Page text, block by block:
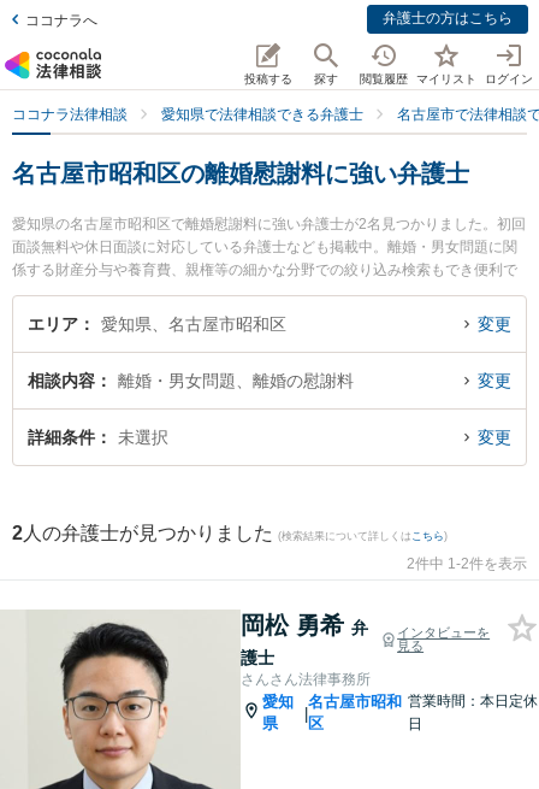
ココナラへ 弁護士の方はこちら
投稿する 探す 閲覧履歴 マイリスト ログイン
ココナラ法律相談 愛知県で法律相談できる弁護士 名古屋市で法律相談
名古屋市昭和区の離婚慰謝料に強い弁護士
愛知県の名古屋市昭和区で離婚慰謝料に強い弁護士が2名見つかりました。初回
面談無料や休日面談に対応している弁護士なども掲載中。離婚・男女問題に関
係する財産分与や養育費、親権等の細かな分野での絞り込み検索もでき便利で
す。特にさんさん法律事務所の岡松 勇希弁護士やイリゼ法律事務所の林 裕子弁
護士のプロフィール情報や弁護士費用、強みなどが注目されています。『名古
たい』『初回相談無料で離婚慰謝料を法律相談できる名古屋市昭和区内の弁護
士に相談予約したい』などでお困りの相談者さんにおすすめです。
エリア 愛知県、名古屋市昭和区 変更
相談内容 離婚・男女問題、離婚の慰謝料 変更
詳細条件 未選択 変更
2 人の弁護士が見つかりました (検索結果について詳しくは こちら)
2件中 1-2件を表示
岡松 勇希 弁
護士
インタビューを
見る
さんさん法律事務所
愛知
県
|
名古屋市昭和
区
営業時間：本日定休
日